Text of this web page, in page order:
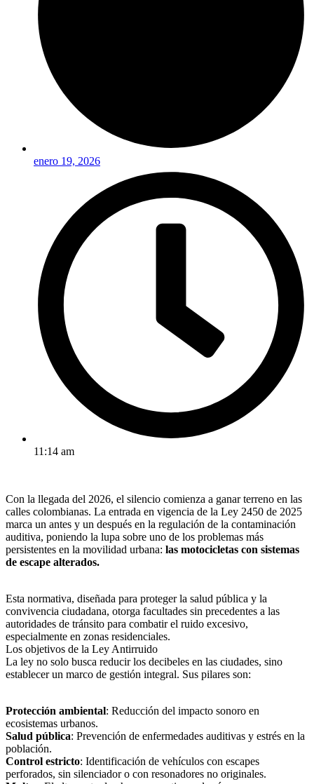
enero 19, 2026
11:14 am
Con la llegada del 2026, el silencio comienza a ganar terreno en las
calles colombianas. La entrada en vigencia de la Ley 2450 de 2025
marca un antes y un después en la regulación de la contaminación
auditiva, poniendo la lupa sobre uno de los problemas más
persistentes en la movilidad urbana: las motocicletas con sistemas
de escape alterados.
​Esta normativa, diseñada para proteger la salud pública y la
convivencia ciudadana, otorga facultades sin precedentes a las
autoridades de tránsito para combatir el ruido excesivo,
especialmente en zonas residenciales.
​Los objetivos de la Ley Antirruido
​La ley no solo busca reducir los decibeles en las ciudades, sino
establecer un marco de gestión integral. Sus pilares son:
​Protección ambiental: Reducción del impacto sonoro en
ecosistemas urbanos.
​Salud pública: Prevención de enfermedades auditivas y estrés en la
población.
​Control estricto: Identificación de vehículos con escapes
perforados, sin silenciador o con resonadores no originales.